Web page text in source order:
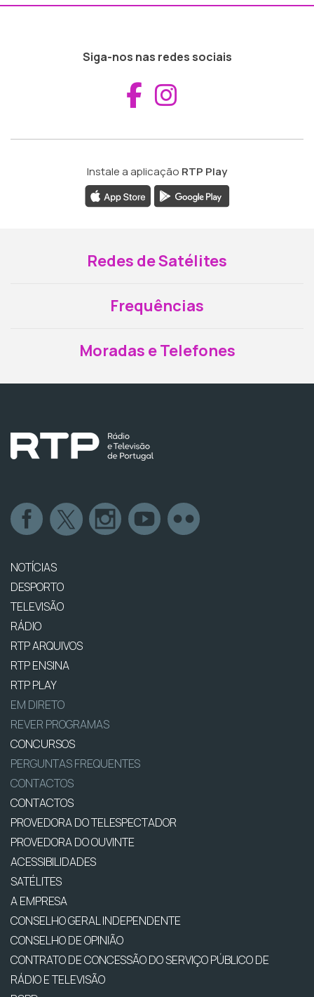
Siga-nos nas redes sociais
Aceder ao
Instale a aplicação RTP Play
Redes de Satélites
Frequências
Moradas e Telefones
NOTÍCIAS
DESPORTO
TELEVISÃO
RÁDIO
RTP ARQUIVOS
RTP ENSINA
RTP PLAY
EM DIRETO
REVER PROGRAMAS
CONCURSOS
PERGUNTAS FREQUENTES
CONTACTOS
CONTACTOS
PROVEDORA DO TELESPECTADOR
PROVEDORA DO OUVINTE
ACESSIBILIDADES
SATÉLITES
A EMPRESA
CONSELHO GERAL INDEPENDENTE
CONSELHO DE OPINIÃO
CONTRATO DE CONCESSÃO DO SERVIÇO PÚBLICO DE
RÁDIO E TELEVISÃO